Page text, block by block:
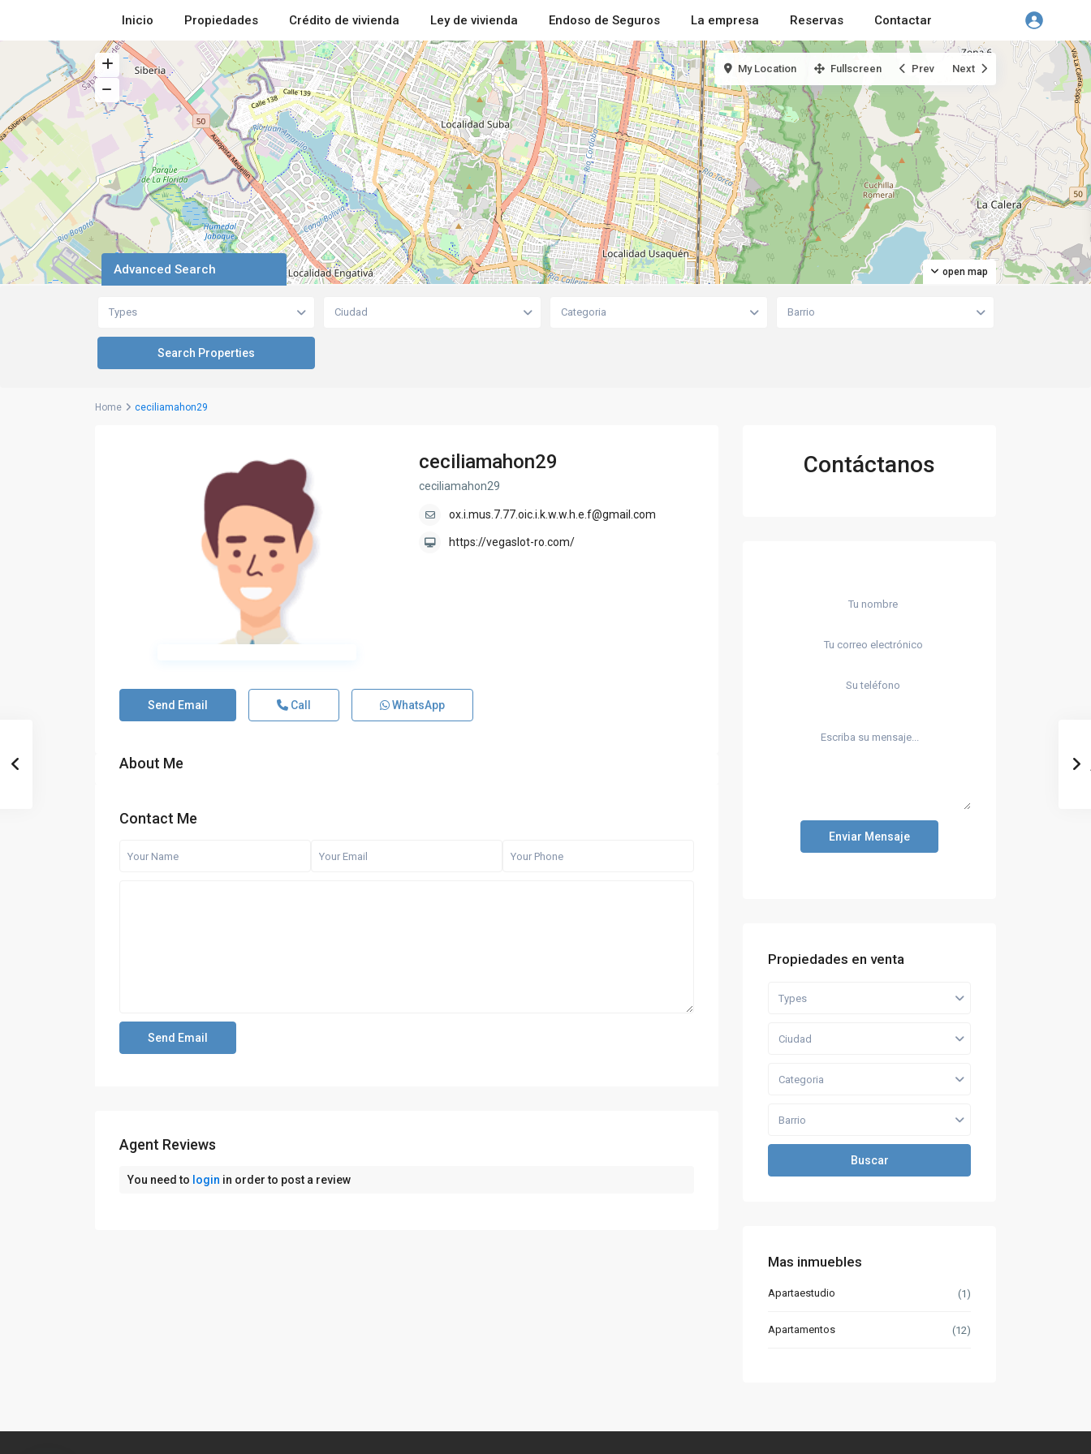
Inicio Propiedades Crédito de vivienda Ley de vivienda Endoso de Seguros La empresa Reservas Contactar
open map
My Location Fullscreen Prev Next
Advanced Search
Types Ciudad Categoria Barrio
Home ceciliamahon29
ceciliamahon29
ceciliamahon29
ox.i.mus.7.77.oic.i.k.w.w.h.e.f@gmail.com
https://vegaslot-ro.com/
Send Email Call WhatsApp
About Me
Contact Me
Agent Reviews
You need to login in order to post a review
Contáctanos
Enviar Mensaje
Propiedades en venta
Types
Ciudad
Categoria
Barrio
Buscar
Mas inmuebles
Apartaestudio (1)
Apartamentos (12)